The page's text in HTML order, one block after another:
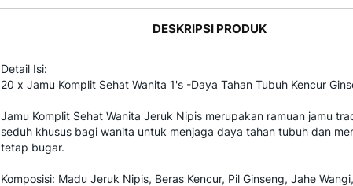
DESKRIPSI PRODUK
Detail Isi:
20 x Jamu Komplit Sehat Wanita 1's -Daya Tahan Tubuh Kencur
Jamu Komplit Sehat Wanita Jeruk Nipis merupakan ramuan jamu
seduh khusus bagi wanita untuk menjaga daya tahan tubuh dan
tetap bugar.
Komposisi: Madu Jeruk Nipis, Beras Kencur, Pil Ginseng, Jahe